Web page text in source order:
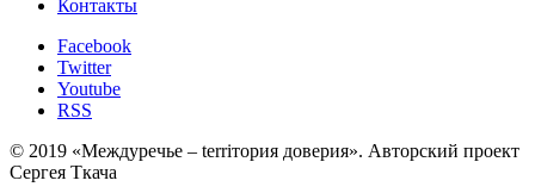
Контакты
Facebook
Twitter
Youtube
RSS
© 2019 «Междуречье – terriтория доверия». Авторский проект
Сергея Ткача